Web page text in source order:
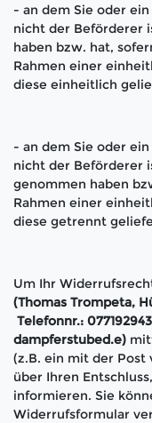
- an dem Sie oder
nicht der Beförderer
haben bzw. hat,
Rahmen einer
diese einheitlich
- an dem Sie oder
nicht der Beförderer
genommen haben
Rahmen einer
diese getrennt
Um Ihr
(Thomas Trompeta,
Telefonnr.:
dampferstubed.e)
(z.B. ein mit der Post
über Ihren
informieren. Sie
Widerrufsformular